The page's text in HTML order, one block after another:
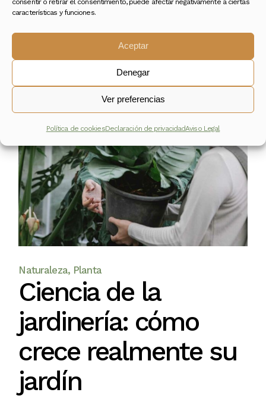
características y funciones.
Aceptar
Denegar
Ver preferencias
Política de cookiesDeclaración de privacidadAviso Legal
21
Naturaleza Planta
Ciencia de la
jardinería: cómo
crece realmente su
jardín